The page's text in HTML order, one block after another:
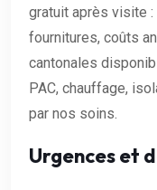
gratuit après visite
fournitures, coûts
cantonales
PAC, chauffage,
par nos soins.
Urgences et